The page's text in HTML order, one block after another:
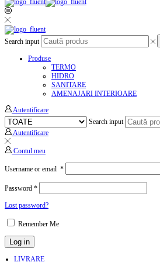
Search input
Produse
TERMO
HIDRO
SANITARE
AMENAJARI INTERIOARE
Autentificare
Search input
Autentificare
Contul meu
Username or email *
Password *
Lost password?
Remember Me
Log in
LIVRARE